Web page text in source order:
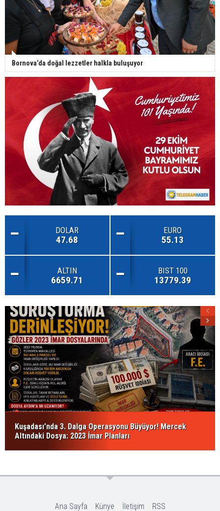
Bornova’da doğal lezzetler halkla buluşuyor
DOLAR
47.68
EURO
55.13
ALTIN
6659.71
BIST 100
13779.39
Kuşadası'nda 3. Dalga Operasyonu Büyüyor! Mercek
Altındaki Dosya: 2023 İmar Planları
Ana Sayfa Künye İletişim RSS